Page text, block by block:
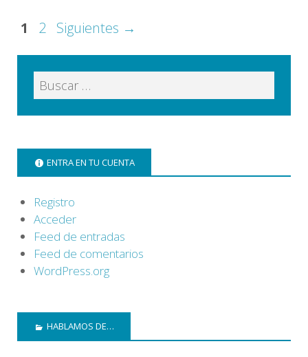
1 2 Siguientes →
ENTRA EN TU CUENTA
Registro
Acceder
Feed de entradas
Feed de comentarios
WordPress.org
HABLAMOS DE…